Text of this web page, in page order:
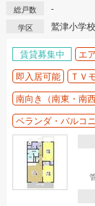
総戸数 -
学区 鷲津小学
賃貸募集中 エ
即入居可能
ＴＶ
南向き（南東・南西
ベランダ・バルコ